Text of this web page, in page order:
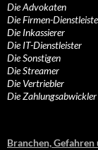
Die Advokaten
Die Firmen-
Die Inkassierer
Die IT-Dienstleister
Die Sonstigen
Die Streamer
Die Vertriebler
Die Zahlungsabwickler
Branchen, Gefahren